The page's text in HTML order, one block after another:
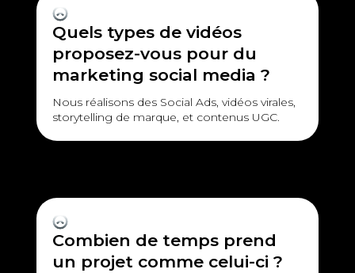
Quels types de vidéos
proposez-vous pour du
marketing social media ?
Nous réalisons des Social Ads, vidéos virales,
storytelling de marque, et contenus UGC.
Combien de temps prend
un projet comme celui-ci ?